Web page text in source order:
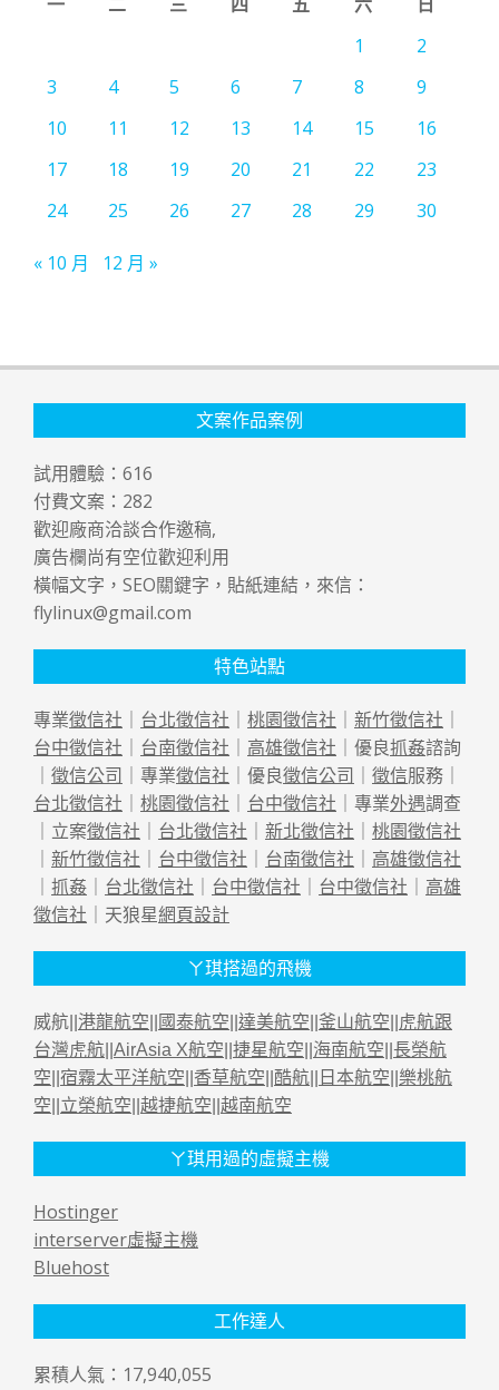
1
2
3
4 5 6 7 8
9
10
11 12 13 14 15
16
17
18 19 20 21 22
23
24
25 26 27 28 29 30
« 10 月 12 月 »
文案作品案例
試用體驗： 616
付費文案： 282
歡迎廠商洽談合作邀稿,
廣告欄尚有空位歡迎利用
橫幅文字，SEO關鍵字，貼紙連結，來信：
flylinux@gmail.com
特色站點
專業徵信社 台北徵信社 桃園徵信社 新竹徵信社
台中徵信社
台南徵信社 高雄徵信社 ｜優良抓姦諮詢
徵信公司 ｜專業徵信社 ｜優良徵信公司 徵信服務｜
台北徵信社
桃園徵信社 台中徵信社 ｜專業外遇調查
｜立案徵信社 台北徵信社 新北徵信社
桃園徵信社
新竹徵信社 台中徵信社 台南徵信社
高雄徵信社
抓姦 台北徵信社 台中徵信社 台中徵信社
高雄
徵信社 ｜天狼星網頁設計
ㄚ琪搭過的飛機
威航|| 港龍航空 國泰航空 達美航空 釜山航空
虎航跟
台灣虎航 AirAsia X航空 捷星航空 海南航空 長榮航
空 宿霧太平洋航空 香草航空 酷航 日本航空 樂桃航
空 立榮航空 越捷航空 越南航空
ㄚ琪用過的虛擬主機
Hostinger
interserver虛擬主機
Bluehost
工作達人
累積人氣：17,940,055